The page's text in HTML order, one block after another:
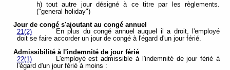
h) tout autre jour désigné à ce titre par les règlements.
("general holiday")
Jour de congé s'ajoutant au congé annuel
21(2)
En plus du congé annuel auquel il a droit, l'employé
doit se faire accorder un jour de congé à l'égard d'un jour férié.
Admissibilité à l'indemnité de jour férié
22(1)
L'employé est admissible à l'indemnité de jour férié à
l'égard d'un jour férié à moins :